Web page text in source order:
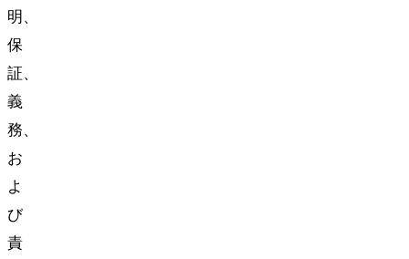
明、
保
証、
義
務、
お
よ
び
責